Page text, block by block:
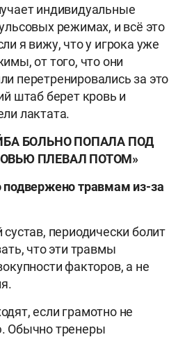
индивидуальные
режимах, и всё это
я вижу, что у игрока уже
от того, что они
перетренировались за это
штаб берет кровь и
лактата.
БОЛЬНО ПОПАЛА ПОД
ПЛЕВАЛ ПОТОМ»
подвержено травмам из-за
периодически болит
что эти травмы
факторов, а не
если грамотно не
Обычно тренеры